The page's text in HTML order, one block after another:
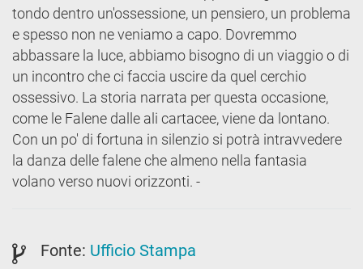
tondo dentro un'ossessione, un pensiero, un problema
e spesso non ne veniamo a capo. Dovremmo
abbassare la luce, abbiamo bisogno di un viaggio o di
un incontro che ci faccia uscire da quel cerchio
ossessivo. La storia narrata per questa occasione,
come le Falene dalle ali cartacee, viene da lontano.
Con un po' di fortuna in silenzio si potrà intravvedere
la danza delle falene che almeno nella fantasia
volano verso nuovi orizzonti. -
Fonte: Ufficio Stampa